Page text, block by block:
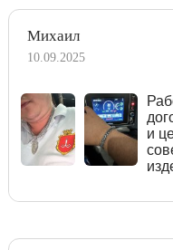
Михаил
10.09.2025
и